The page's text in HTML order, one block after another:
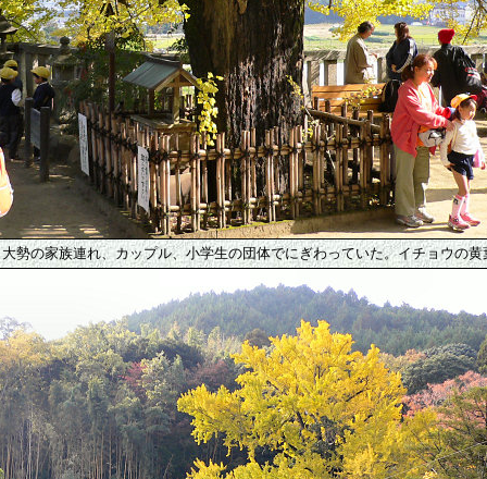
勢の家族連れ、カップル、小学生の団体でにぎわっていた。イチョウの